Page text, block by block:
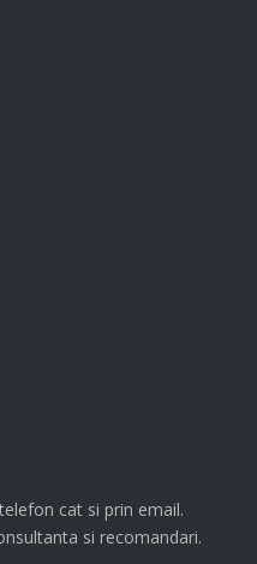
cat si prin email.
si recomandari.